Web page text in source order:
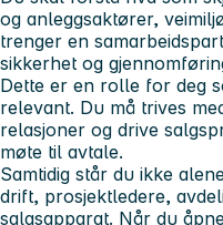
og anleggsaktører,
trenger en
sikkerhet og
Dette er en rolle for deg
relevant. Du må trives
relasjoner og drive
møte til avtale.
Samtidig står du ikke
drift, prosjektledere,
salgsapparat. Når du